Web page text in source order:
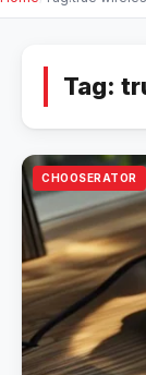
Tag:
CHOOSERATOR